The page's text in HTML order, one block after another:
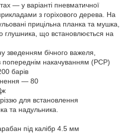
— у варіанті пневматичної
з горіхового дерева. На
прицільна планка та мушка,
глушника, що встановлюється на
зведенням бічного важеля,
попереднім накачуванням (РСР)
барів
— 80
для встановлення
та надульника.
під калібр 4.5 мм